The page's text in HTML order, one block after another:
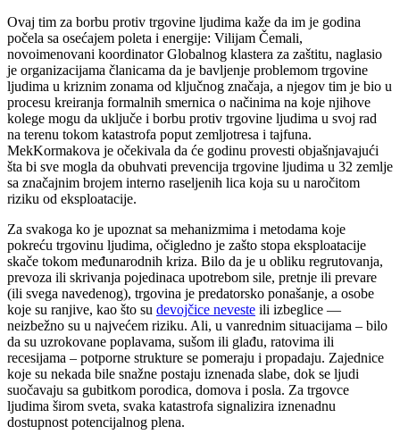
Ovaj tim za borbu protiv trgovine ljudima kaže da im je godina
počela sa osećajem poleta i energije: Vilijam Čemali,
novoimenovani koordinator Globalnog klastera za zaštitu, naglasio
je organizacijama članicama da je bavljenje problemom trgovine
ljudima u kriznim zonama od ključnog značaja, a njegov tim je bio u
procesu kreiranja formalnih smernica o načinima na koje njihove
kolege mogu da uključe i borbu protiv trgovine ljudima u svoj rad
na terenu tokom katastrofa poput zemljotresa i tajfuna.
MekKormakova je očekivala da će godinu provesti objašnjavajući
šta bi sve mogla da obuhvati prevencija trgovine ljudima u 32 zemlje
sa značajnim brojem interno raseljenih lica koja su u naročitom
riziku od eksploatacije.
Za svakoga ko je upoznat sa mehanizmima i metodama koje
pokreću trgovinu ljudima, očigledno je zašto stopa eksploatacije
skače tokom međunarodnih kriza. Bilo da je u obliku regrutovanja,
prevoza ili skrivanja pojedinaca upotrebom sile, pretnje ili prevare
(ili svega navedenog), trgovina je predatorsko ponašanje, a osobe
koje su ranjive, kao što su devojčice neveste ili izbeglice —
neizbežno su u najvećem riziku. Ali, u vanrednim situacijama – bilo
da su uzrokovane poplavama, sušom ili glađu, ratovima ili
recesijama – potporne strukture se pomeraju i propadaju. Zajednice
koje su nekada bile snažne postaju iznenada slabe, dok se ljudi
suočavaju sa gubitkom porodica, domova i posla. Za trgovce
ljudima širom sveta, svaka katastrofa signalizira iznenadnu
dostupnost potencijalnog plena.